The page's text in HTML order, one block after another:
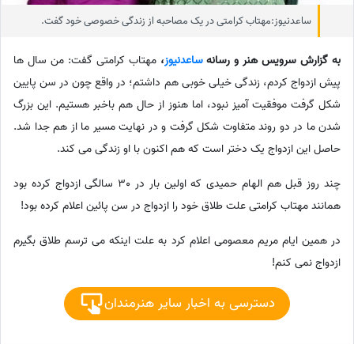
ساعدنیوز:مهتاب کرامتی در یک مصاحبه از زندگی خصوصی خود گفت.
به گزارش سرویس هنر و رسانهساعدنیوز، مهتاب کرامتی گفت: من سال ها
پیش ازدواج کردم، زندگی خیلی خوبی هم داشتم؛ در واقع چون در سن پایین
شکل گرفت موفقیت آمیز نبود، اما هنوز از حال هم باخبر هستیم. این بزرگ
شدن ما در دو روند متفاوت شکل گرفت و در نهایت مسیر ما از هم جدا شد.
حاصل این ازدواج یک دختر است که هم اکنون با او زندگی می کند.
چند روز قبل هم الهام حمیدی که اولین بار در 30 سالگی ازدواج کرده بود
همانند مهتاب کرامتی علت طلاق خود را ازدواج در سن پائین اعلام کرده بود!
در همین ایام مریم معصومی اعلام کرد به علت اینکه می ترسم طلاق بگیرم
ازدواج نمی کنم!
دسترسی به اخبار سایر هنرمندان